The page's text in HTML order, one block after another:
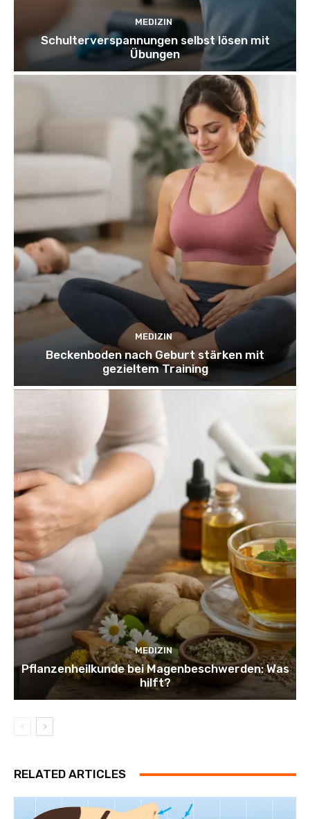
MEDIZIN
Schulterverspannungen selbst lösen mit
Übungen
MEDIZIN
Beckenboden nach Geburt stärken mit
gezieltem Training
MEDIZIN
Pflanzenheilkunde bei Magenbeschwerden: Was
hilft?
RELATED ARTICLES